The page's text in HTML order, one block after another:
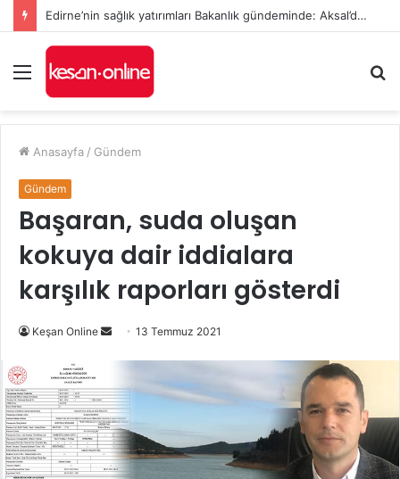
Anıl Çakır, YENİ Parti’nin Keşan’daki Kurucu İlçe Başkanı oldu
Menü
...
Anasayfa / Gündem
Gündem
Başaran, suda oluşan
kokuya dair iddialara
karşılık raporları gösterdi
Keşan Online
Bir
göndermek
13 Temmuz 2021